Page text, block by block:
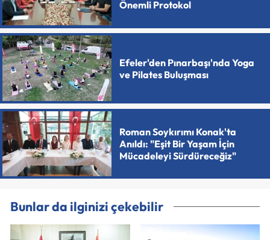
Önemli Protokol
Efeler'den Pınarbaşı'nda Yoga
ve Pilates Buluşması
Roman Soykırımı Konak'ta
Anıldı: "Eşit Bir Yaşam İçin
Mücadeleyi Sürdüreceğiz"
Bunlar da ilginizi çekebilir